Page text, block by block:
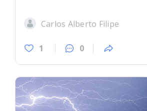
Carlos Alberto Filipe
1 0